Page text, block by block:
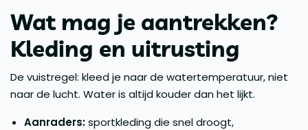
Wat mag je aantrekken?
Kleding en uitrusting
De vuistregel: kleed je naar de watertemperatuur, niet
naar de lucht. Water is altijd kouder dan het lijkt.
Aanraders:sportkleding die snel droogt,